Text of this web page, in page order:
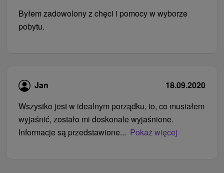
Byłem zadowolony z chęci i pomocy w wyborze
pobytu.
Jan
18.09.2020
Wszystko jest w idealnym porządku, to, co musiałem
wyjaśnić, zostało mi doskonale wyjaśnione.
Informacje są przedstawione... Pokaż więcej